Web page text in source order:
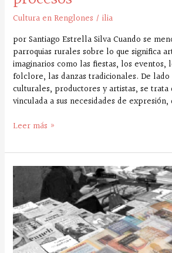
Cultura en Renglones /ilia
por Santiago Estrella Silva Cuando se
parroquias rurales sobre lo que significa
imaginarios como las fiestas, los eventos,
folclore, las danzas tradicionales. De
culturales, productores y artistas, se trata
vinculada a sus necesidades de expresión,
Leer más »
¿Piratería
editorial
o
libre
circulación
de
contenido?